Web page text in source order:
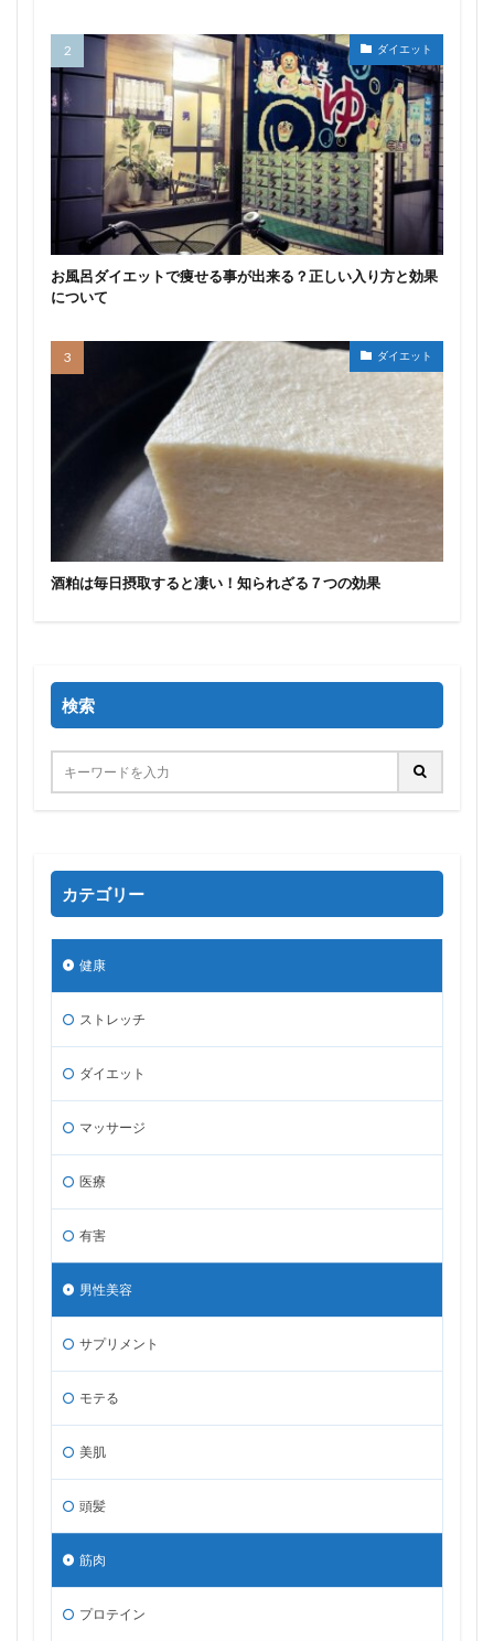
ダイエット
お風呂ダイエットで痩せる事が出来る？正しい入り方と効果
について
ダイエット
酒粕は毎日摂取すると凄い！知られざる７つの効果
検索
カテゴリー
健康
ストレッチ
ダイエット
マッサージ
医療
有害
男性美容
サプリメント
モテる
美肌
頭髪
筋肉
プロテイン